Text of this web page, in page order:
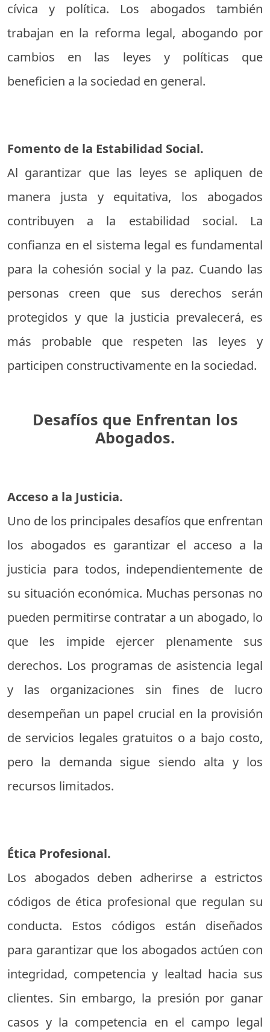
cívica y política. Los abogados también
trabajan en la reforma legal, abogando por
cambios en las leyes y políticas que
beneficien a la sociedad en general.
Fomento de la Estabilidad Social.
Al garantizar que las leyes se apliquen de
manera justa y equitativa, los abogados
contribuyen a la estabilidad social. La
confianza en el sistema legal es fundamental
para la cohesión social y la paz. Cuando las
personas creen que sus derechos serán
protegidos y que la justicia prevalecerá, es
más probable que respeten las leyes y
participen constructivamente en la sociedad.
Desafíos que Enfrentan los
Abogados.
Acceso a la Justicia.
Uno de los principales desafíos que enfrentan
los abogados es garantizar el acceso a la
justicia para todos, independientemente de
su situación económica. Muchas personas no
pueden permitirse contratar a un abogado, lo
que les impide ejercer plenamente sus
derechos. Los programas de asistencia legal
y las organizaciones sin fines de lucro
desempeñan un papel crucial en la provisión
de servicios legales gratuitos o a bajo costo,
pero la demanda sigue siendo alta y los
recursos limitados.
Ética Profesional.
Los abogados deben adherirse a estrictos
códigos de ética profesional que regulan su
conducta. Estos códigos están diseñados
para garantizar que los abogados actúen con
integridad, competencia y lealtad hacia sus
clientes. Sin embargo, la presión por ganar
casos y la competencia en el campo legal